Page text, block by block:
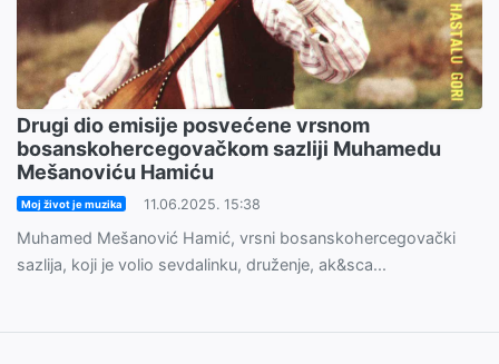
Drugi dio emisije posvećene vrsnom
bosanskohercegovačkom sazliji Muhamedu
Mešanoviću Hamiću
Moj život je muzika 11.06.2025. 15:38
Muhamed Mešanović Hamić, vrsni bosanskohercegovački
sazlija, koji je volio sevdalinku, druženje, ak&sca...